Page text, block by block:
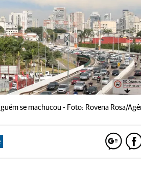
se machucou - Foto: Rovena Rosa/